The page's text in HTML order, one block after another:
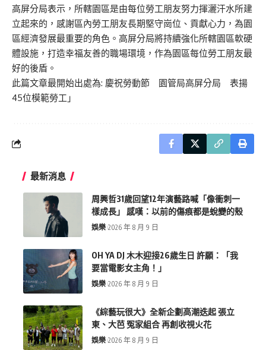
高屏分局表示，所轄園區是由每位勞工朋友努力揮灑汗水所建
立起來的，感謝區內勞工朋友長期堅守崗位、貢獻心力，為園
區經濟發展最重要的角色。高屏分局將持續強化所轄園區軟硬
體設施，打造幸福友善的職場環境，作為園區每位勞工朋友最
好的後盾。
此篇文章最開始出處為: 慶祝勞動節 園管局高屏分局 表揚
45位模範勞工」
最新消息
周興哲31歲回望12年演藝路喊「像衝刺一
樣成長」 感嘆：以前的傷痕都是蛻變的殼
娛樂 2026 年 8 月 9 日
OH YA DJ 木木迎接26歲生日 許願：「我
要當電影女主角！」
娛樂 2026 年 8 月 9 日
《綜藝玩很大》全新企劃高潮迭起 張立
東、大芭 冤家組合 再創收視火花
娛樂 2026 年 8 月 9 日